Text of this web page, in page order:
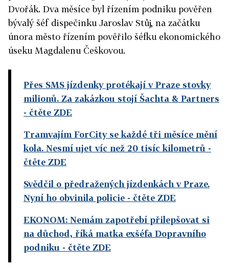
Dvořák. Dva měsíce byl řízením podniku pověřen
bývalý šéf dispečinku Jaroslav Stůj, na začátku
února město řízením pověřilo šéfku ekonomického
úseku Magdalenu Češkovou.
Přes SMS jízdenky protékají v Praze stovky
milionů. Za zakázkou stojí Šachta & Partners
- čtěte ZDE
Tramvajím ForCity se každé tři měsíce mění
kola. Nesmí ujet víc než 20 tisíc kilometrů -
čtěte ZDE
Svědčil o předražených jízdenkách v Praze.
Nyní ho obvinila policie - čtěte ZDE
EKONOM: Nemám zapotřebí přilepšovat si
na důchod, říká matka exšéfa Dopravního
podniku - čtěte ZDE